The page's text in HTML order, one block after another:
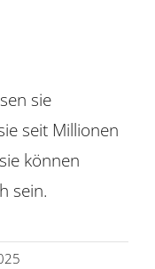
sie
seit Millionen
können
sein.